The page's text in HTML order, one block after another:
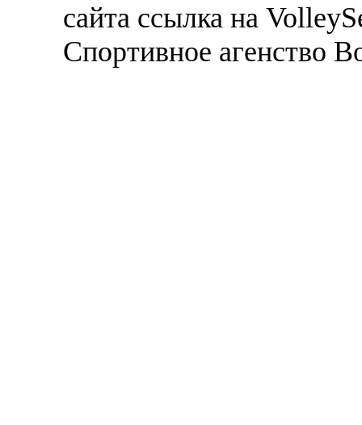
сайта ссылка на
Спортивное агенство